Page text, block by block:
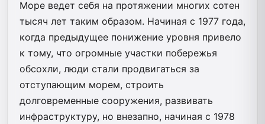
Море ведет себя на протяжении многих сотен
тысяч лет таким образом. Начиная с 1977 года,
когда предыдущее понижение уровня привело
к тому, что огромные участки побережья
обсохли, люди стали продвигаться за
отступающим морем, строить
долговременные сооружения, развивать
инфраструктуру, но внезапно, начиная с 1978